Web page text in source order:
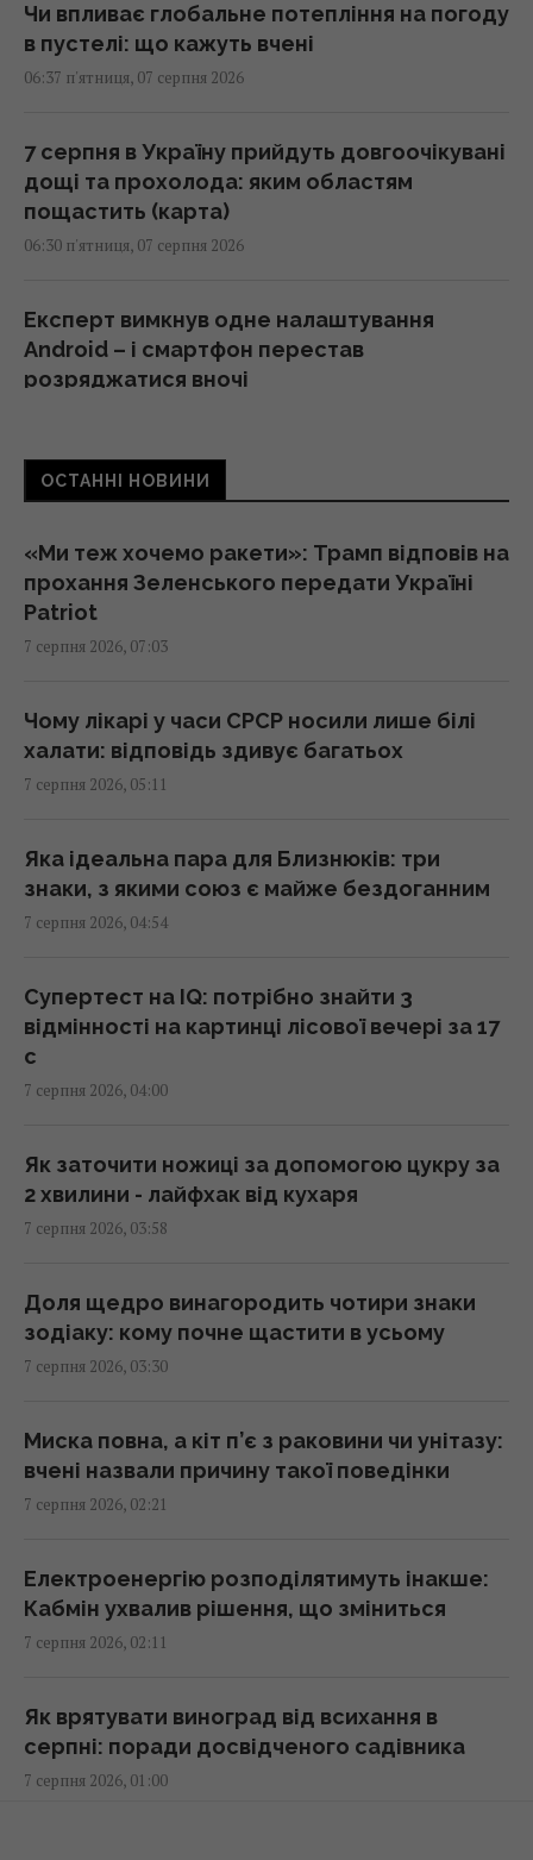
Чи впливає глобальне потепління на погоду
в пустелі: що кажуть вчені
06:37 п'ятниця, 07 серпня 2026
7 серпня в Україну прийдуть довгоочікувані
дощі та прохолода: яким областям
пощастить (карта)
06:30 п'ятниця, 07 серпня 2026
Експерт вимкнув одне налаштування
Android – і смартфон перестав
розряджатися вночі
Червневий оптимізм українців вивітрився,
05:25 п'ятниця, 07 серпня 2026
Удари Росії по кораблях у Чорному морі: у
FP розкрили наслідки
214 мільйонів років тому астероїд залишив
у Канаді "око", видиме з космосу
У чому полягає користь волоських горіхів
для серця, мозку та зміцнення імунітету
В Генштабі ЗСУ повідомили, на яку суму
країни НАТО виділять Україні військової
допомоги
Кинджал Тутанхамона виявився викуваним
із позаземного металу, - археологи
США запровадили нові санкції проти Куби
за співпрацю з Китаєм та РФ, - Bloomberg
Як вибратися з багнюки на автомобілі:
названо простий предмет у салоні, що
01:23 п'ятниця, 07 серпня 2026
"Достатньо, щоб вижити, а не перемогти":
Україні
01:19 п'ятниця, 07 серпня 2026
ОСТАННІ НОВИНИ
«Ми теж хочемо ракети»: Трамп відповів на
прохання Зеленського передати Україні
Patriot
7 серпня 2026, 07:03
Чому лікарі у часи СРСР носили лише білі
халати: відповідь здивує багатьох
7 серпня 2026, 05:11
Яка ідеальна пара для Близнюків: три
знаки, з якими союз є майже бездоганним
7 серпня 2026, 04:54
Супертест на IQ: потрібно знайти 3
відмінності на картинці лісової вечері за 17
с
7 серпня 2026, 04:00
Як заточити ножиці за допомогою цукру за
2 хвилини - лайфхак від кухаря
7 серпня 2026, 03:58
Доля щедро винагородить чотири знаки
зодіаку: кому почне щастити в усьому
7 серпня 2026, 03:30
Миска повна, а кіт п’є з раковини чи унітазу:
вчені назвали причину такої поведінки
7 серпня 2026, 02:21
Електроенергію розподілятимуть інакше:
Кабмін ухвалив рішення, що зміниться
7 серпня 2026, 02:11
Як врятувати виноград від всихання в
серпні: поради досвідченого садівника
7 серпня 2026, 01:00